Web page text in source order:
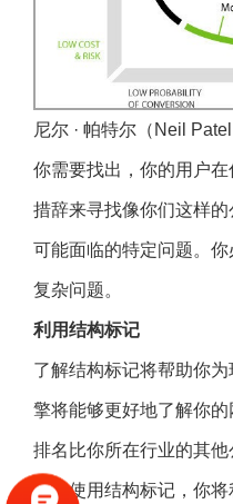
尼尔 · 帕特尔（Neil
你需要找出，你的用户
措辞来寻找像你们这样
可能面临的特定问题。
复杂问题。
利用结构标记
了解结构标记将帮助你为
擎将能够更好地了解你
排名比你所在行业的其
网站使用结构标记，你将